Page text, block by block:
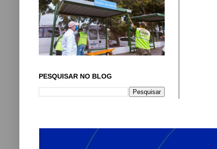
PESQUISAR NO BLOG